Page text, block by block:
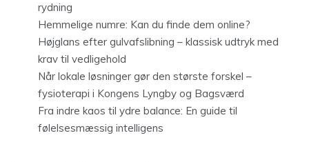
rydning
Hemmelige numre: Kan du finde dem online?
Højglans efter gulvafslibning – klassisk udtryk med
krav til vedligehold
Når lokale løsninger gør den største forskel –
fysioterapi i Kongens Lyngby og Bagsværd
Fra indre kaos til ydre balance: En guide til
følelsesmæssig intelligens